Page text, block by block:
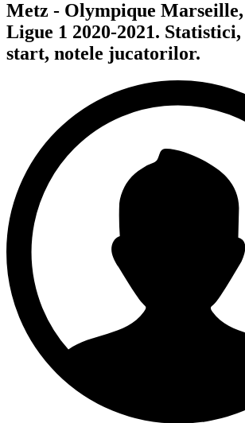
Metz - Olympique Marseille,
Ligue 1 2020-2021. Statistici,
start, notele jucatorilor.